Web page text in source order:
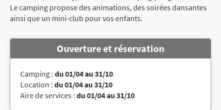
Le camping propose des animations, des soirées dansantes
ainsi que un mini-club pour vos enfants.
Ouverture et réservation
Camping : du 01/04 au 31/10
Location : du 01/04 au 31/10
Aire de services : du 01/04 au 31/10